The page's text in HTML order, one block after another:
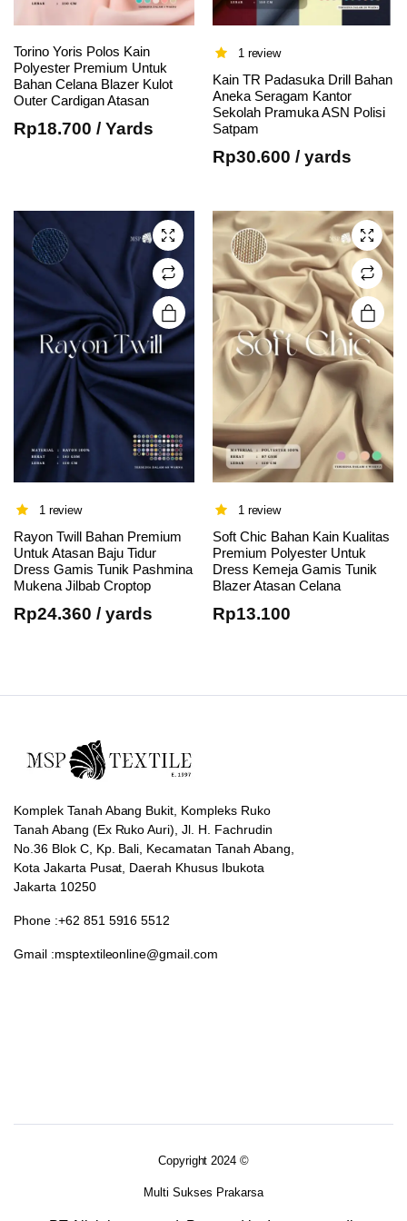
Torino Yoris Polos Kain
Polyester Premium Untuk
Bahan Celana Blazer Kulot
Outer Cardigan Atasan
Rp18.700 / Yards
1 review
Kain TR Padasuka Drill Bahan
Aneka Seragam Kantor
Sekolah Pramuka ASN Polisi
Satpam
Rp30.600 / yards
This
product
options
may be
chosen
on the
product
page
1 review
Rayon Twill Bahan Premium
Untuk Atasan Baju Tidur
Dress Gamis Tunik Pashmina
Mukena Jilbab Croptop
Rp24.360 / yards
This
has
The
options
may be
chosen
on the
product
page
1 review
Soft Chic Bahan Kain Kualitas
Premium Polyester Untuk
Dress Kemeja Gamis Tunik
Blazer Atasan Celana
Rp13.100
Komplek Tanah Abang Bukit, Kompleks Ruko
Tanah Abang (Ex Ruko Auri), Jl. H. Fachrudin
No.36 Blok C, Kp. Bali, Kecamatan Tanah Abang,
Kota Jakarta Pusat, Daerah Khusus Ibukota
Jakarta 10250
Phone :+62 851 5916 5512
Gmail :msptextileonline@gmail.com
Copyright 2024 ©
Multi Sukses Prakarsa